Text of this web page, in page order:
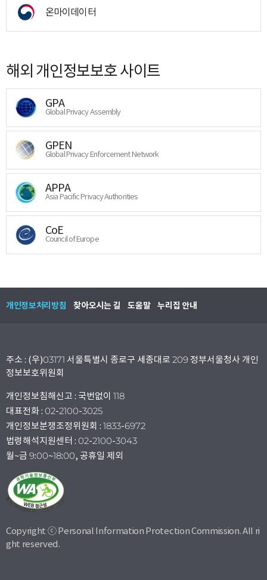
온마이데이터
해외 개인정보보호 사이트
GPA
Global Privacy Assembly
GPEN
Global Privacy Enforcement Network
APPA
Asia Pacific Privacy Authorities
CoE
Council of Europe
개인정보처리방침 찾아오시는 길 도움말 누리집 안내
주소 : (우)03171 서울특별시 종로구 세종대로 209 정부서울청사 개인
정보보호위원회
개인정보침해신고 : 국번없이 118
대표전화 : 02-2100-3025
개인정보분쟁조정위원회 : 1833-6972
법령해석지원센터 : 02-2100-3043
월~금 9:00~18:00, 공휴일 제외
Copyright ⓒ Personal Information Protection Commission. All ri
ght reserved.